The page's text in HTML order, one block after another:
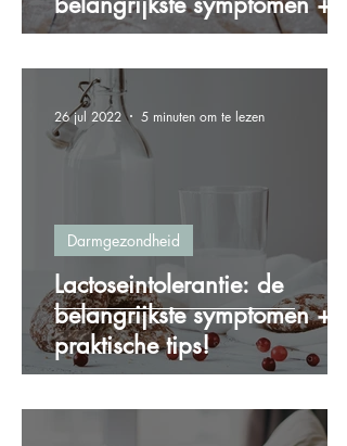
praktische tips!
Lactoseintolerantie: de
belangrijkste symptomen + 5
praktische tips!
Darmgezondheid
26 jul 2022 5 minuten om te lezen